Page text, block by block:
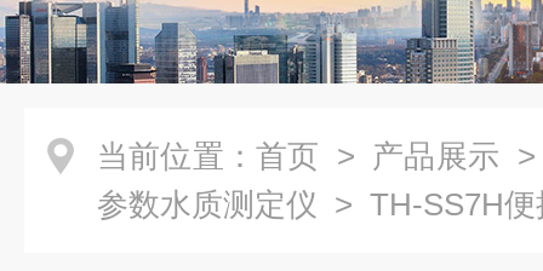
当前位置： 首页 > 产品展示
参数水质测定仪 > TH-SS7H便